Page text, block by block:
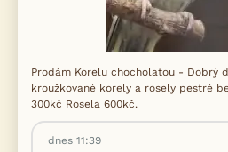
Prodám Korelu chocholatou - Dobrý
kroužkované korely a rosely pestré
300kč Rosela 600kč.
dnes 11:39